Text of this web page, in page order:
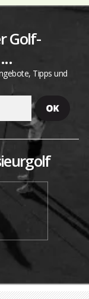
Golf-
Tipps und